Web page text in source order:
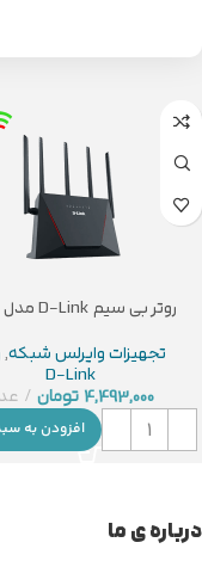
تجهیزات وایرلس شبکه,
D-Link
4,493,000 تومان
افزودن به
درباره ی ما